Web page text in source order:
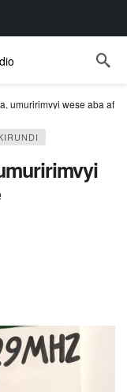
umuririmvyi wese aba